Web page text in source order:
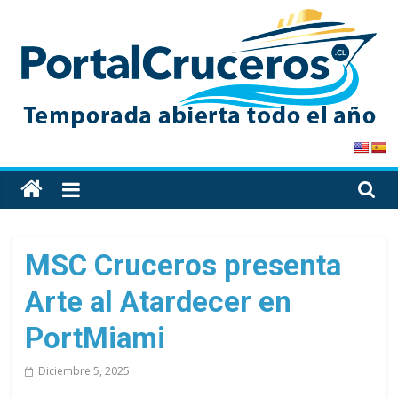
content
PortalCruceros
Toda
la
de
cruceros
un
solo
MSC Cruceros presenta
Arte al Atardecer en
PortMiami
Diciembre 5, 2025